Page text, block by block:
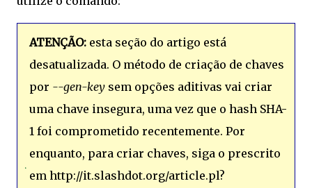
ATENÇÃO: esta seção do artigo está
desatualizada. O método de criação de chaves
por --gen-key sem opções aditivas vai criar
uma chave insegura, uma vez que o hash SHA-
1 foi comprometido recentemente. Por
enquanto, para criar chaves, siga o prescrito
em http://it.slashdot.org/article.pl?